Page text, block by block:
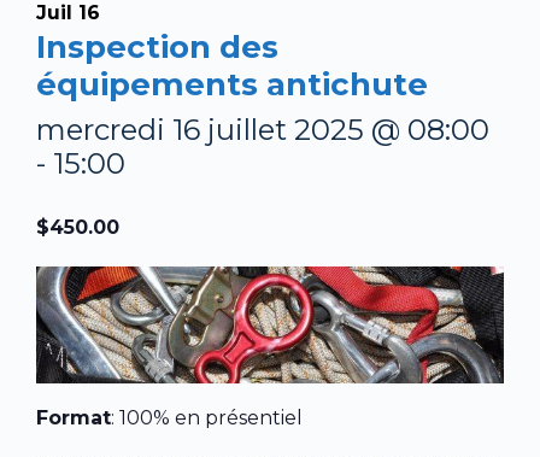
Juil 16
Inspection des
équipements antichute
mercredi 16 juillet 2025 @ 08:00
- 15:00
$450.00
Format: 100% en présentiel